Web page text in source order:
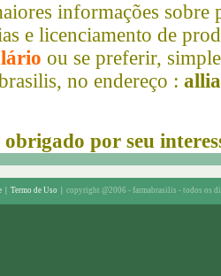
informações sobre
e licenciamento de
ou se preferir,
no endereço :
por seu
Termo de Uso copyright @2006 - farmabrasilis - todos os